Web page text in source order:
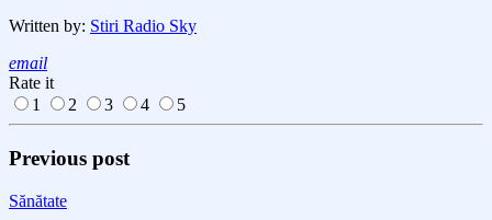
Written by: Stiri Radio Sky
email
Rate it
1
2 3 4 5
Previous post
Sănătate